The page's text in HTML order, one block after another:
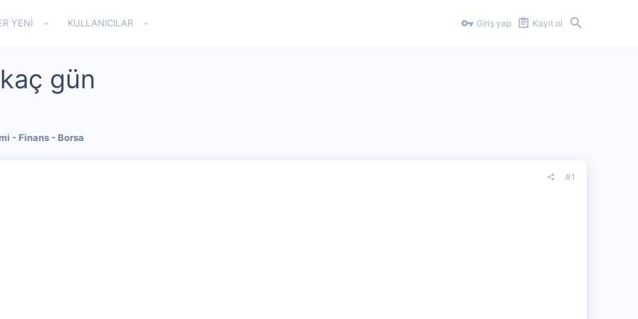
YENI KULLANICILAR Giriş yap Kayıt ol
gün
- Finans - Borsa
#1